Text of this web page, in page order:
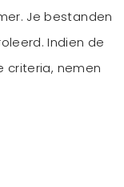
Je bestanden
Indien de
criteria, nemen